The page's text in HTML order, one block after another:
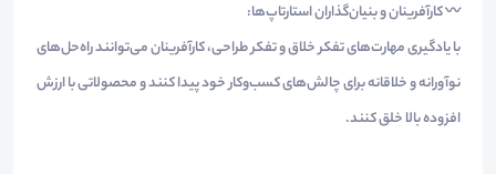
〰️ کارآفرینان و بنیان‌گذاران استارتاپ‌ها:
با یادگیری مهارت‌های تفکر خلاق و تفکر طراحی، کارآفرینان می‌توانند راه‌حل‌های
نوآورانه و خلاقانه برای چالش‌های کسب‌وکار خود پیدا کنند و محصولاتی با ارزش
افزوده بالا خلق کنند.